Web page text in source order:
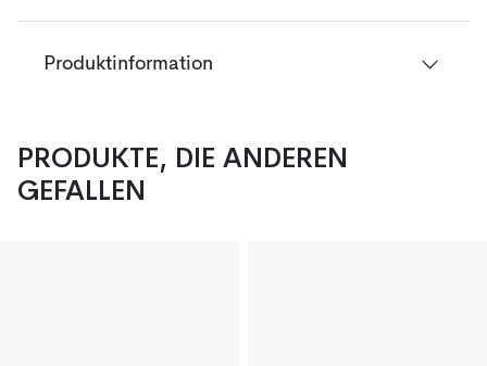
Produktinformation
PRODUKTE, DIE ANDEREN
GEFALLEN